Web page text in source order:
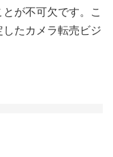
が不可欠です。こ
たカメラ転売ビジ